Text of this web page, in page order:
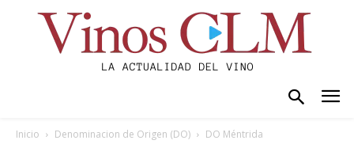
Inicio Denominacion de Origen (DO) DO Méntrida